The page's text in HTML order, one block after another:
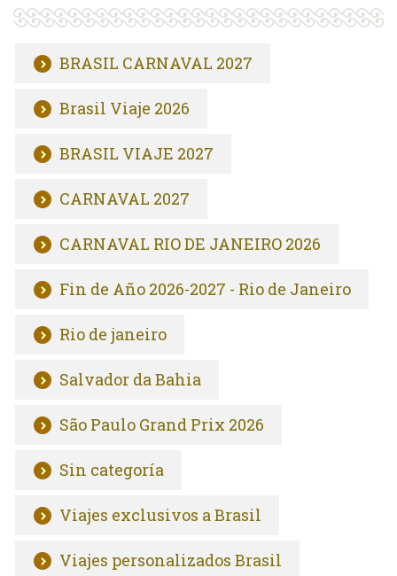
BRASIL CARNAVAL 2027
Brasil Viaje 2026
BRASIL VIAJE 2027
CARNAVAL 2027
CARNAVAL RIO DE JANEIRO 2026
Fin de Año 2026-2027 - Rio de Janeiro
Rio de janeiro
Salvador da Bahia
São Paulo Grand Prix 2026
Sin categoría
Viajes exclusivos a Brasil
Viajes personalizados Brasil